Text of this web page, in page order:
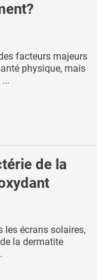
facteurs majeurs
physique, mais
de la
les écrans solaires,
la dermatite